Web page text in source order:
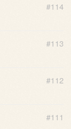
#114
#113
#112
#111